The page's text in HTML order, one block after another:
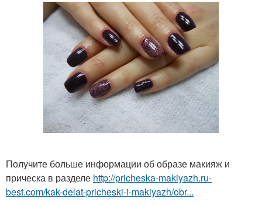
Получите больше информации об образе макияж и
прическа в разделе http://pricheska-makiyazh.ru-
best.com/kak-delat-pricheski-i-makiyazh/obr...